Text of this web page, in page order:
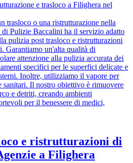
e trasloco a Filighera nel
trasloco o una ristrutturazione nella
Pulizie Baccalini ha il servizio adatto
pulizia post trasloco e ristrutturazioni
Garantiamo un'alta qualità di
attenzione alla pulizia accurata dei
specifici per le superfici delicate e
Inoltre, utilizziamo il vapore per
sanitari. Il nostro obiettivo è rimuovere
e detriti, creando ambienti
per il benessere di medici,
e ristrutturazioni di
a Filighera